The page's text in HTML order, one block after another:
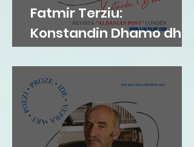
Fatmir Terziu:
Konstandin Dhamo dhe
diksursi i variacionit